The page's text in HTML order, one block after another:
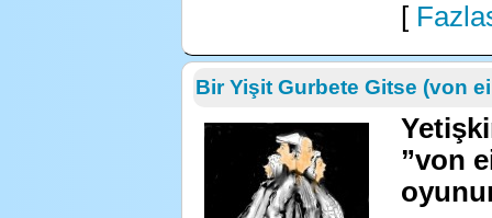
[
Bir Yişit Gurbete Gitse (von
”von